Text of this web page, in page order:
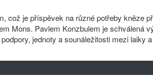
což je příspěvek na různé potřeby kněze
Mons. Pavlem Konzbulem je schválená
jednoty a sounáležitosti mezi laiky